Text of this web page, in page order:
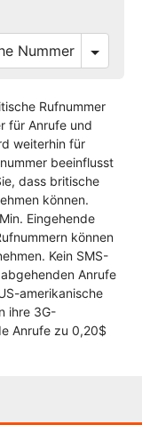
Rufnummer
für Anrufe und
weiterhin für
beeinflusst
dass britische
können.
Eingehende
können
Kein SMS-
Anrufe
amerikanische
ihre 3G-
Anrufe zu 0,20$